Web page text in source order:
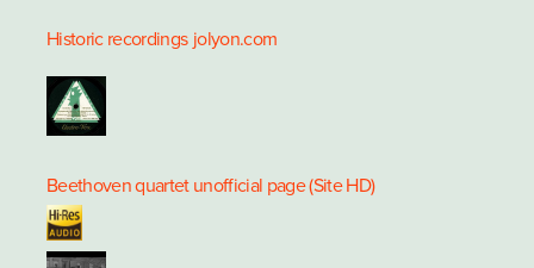
Historic recordings jolyon.com
Beethoven quartet unofficial page (Site HD)